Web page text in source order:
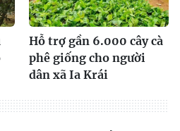
Hỗ trợ gần 6.000 cây cà
phê giống cho người
dân xã Ia Krái